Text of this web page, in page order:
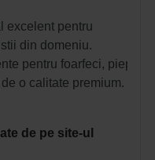
excelent pentru
din domeniu.
pentru foarfeci,
o calitate premium.
de pe site-ul